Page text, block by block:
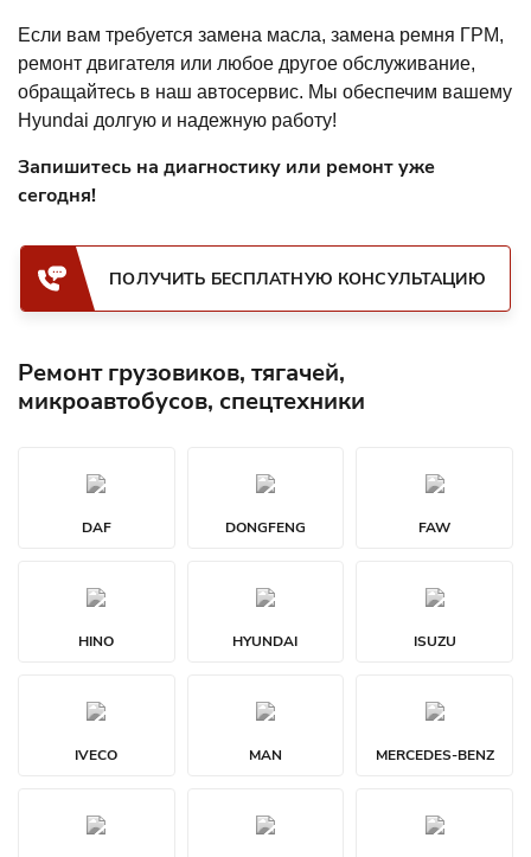
Если вам требуется замена масла, замена ремня ГРМ,
ремонт двигателя или любое другое обслуживание,
обращайтесь в наш автосервис. Мы обеспечим вашему
Hyundai долгую и надежную работу!
Запишитесь на диагностику или ремонт уже
сегодня!
ПОЛУЧИТЬ БЕСПЛАТНУЮ КОНСУЛЬТАЦИЮ
Ремонт грузовиков, тягачей,
микроавтобусов, спецтехники
DAF DONGFENG FAW
HINO HYUNDAI ISUZU
IVECO MAN MERCEDES-BENZ